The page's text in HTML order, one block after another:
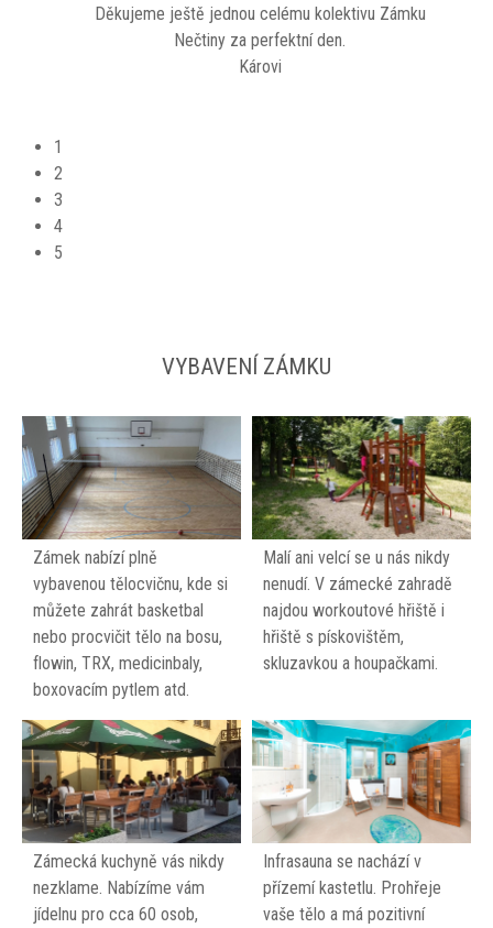
Děkujeme ještě jednou celému kolektivu Zámku
Nečtiny za perfektní den.
Károvi
1
2
3
4
5
VYBAVENÍ ZÁMKU
Zámek nabízí plně
vybavenou tělocvičnu, kde si
můžete zahrát basketbal
nebo procvičit tělo na bosu,
flowin, TRX, medicinbaly,
boxovacím pytlem atd.
Malí ani velcí se u nás nikdy
nenudí. V zámecké zahradě
najdou workoutové hřiště i
hřiště s pískovištěm,
skluzavkou a houpačkami.
Zámecká kuchyně vás nikdy
nezklame. Nabízíme vám
jídelnu pro cca 60 osob,
Infrasauna se nachází v
přízemí kastetlu. Prohřeje
vaše tělo a má pozitivní